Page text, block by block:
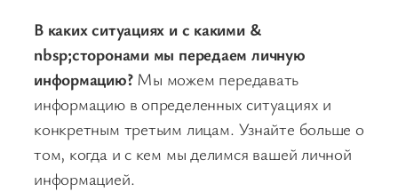
В каких ситуациях и с какими &
nbsp;сторонами мы передаем личную
информацию?Мы можем передавать
информацию в определенных ситуациях и
конкретным третьим лицам. Узнайте больше о
том, когда и с кем мы делимся вашей личной
информацией.